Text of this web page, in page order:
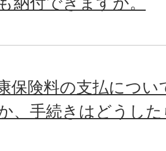
保険料の支払につ
、手続きはどうし